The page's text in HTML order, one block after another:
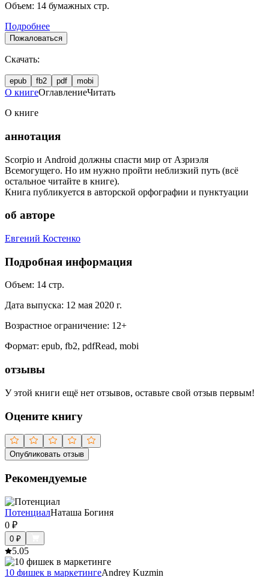
Объем: 14 бумажных стр.
Подробнее
Пожаловаться
Скачать:
epub fb2 pdf mobi
О книгеОглавлениеЧитать
О книге
аннотация
Scorpio и Android должны спасти мир от Азриэля
Всемогущего. Но им нужно пройти неблизкий путь (всё
остальное читайте в книге).
Книга публикуется в авторской орфографии и пунктуации
об авторе
Евгений Костенко
Подробная информация
Объем: 14 стр.
Дата выпуска: 12 мая 2020 г.
Возрастное ограничение: 12+
Формат: epub, fb2, pdfRead, mobi
отзывы
У этой книги ещё нет отзывов, оставьте свой отзыв первым!
Оцените книгу
Опубликовать отзыв
Рекомендуемые
ПотенциалНаташа Богиня
0 ₽
0 ₽
5.05
10 фишек в маркетингеAndrey Kuzmin